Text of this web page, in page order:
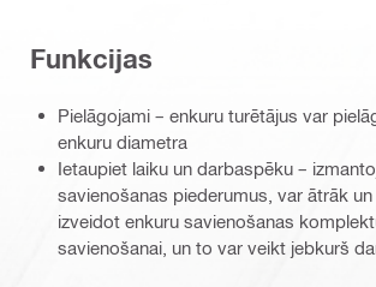
Funkcijas
Pielāgojami – enkuru turētājus var
enkuru diametra
Ietaupiet laiku un darbaspēku –
savienošanas piederumus, var ātrāk
izveidot enkuru savienošanas
savienošanai, un to var veikt jebkurš